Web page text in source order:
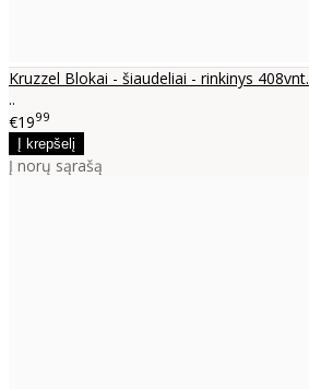
Kruzzel Blokai - šiaudeliai - rinkinys 408vnt.
..
€1999
Į norų sąrašą